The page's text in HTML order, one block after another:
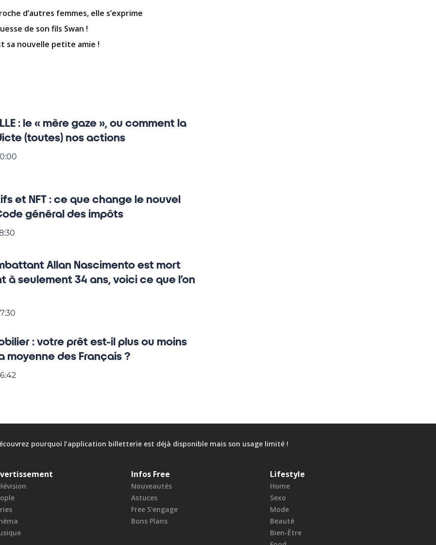
d’autres femmes, elle s’exprime
de son fils Swan !
sa nouvelle petite amie !
: le « mère gaze », ou comment la
(toutes) nos actions
et NFT : ce que change le nouvel
général des impôts
Allan Nascimento est mort
à seulement 34 ans, voici ce que l’on
: votre prêt est-il plus ou moins
moyenne des Français ?
pourquoi l’application billetterie est déjà disponible mais son usage limité !
Infos Free
Nouveautés
Astuces
Free S'engage
Bons Plans
Lifestyle
Home
Sexo
Mode
Beauté
Bien-Être